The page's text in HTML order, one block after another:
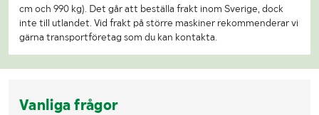
cm och 990 kg). Det går att beställa frakt inom Sverige, dock
inte till utlandet. Vid frakt på större maskiner rekommenderar vi
gärna transportföretag som du kan kontakta.
Vanliga frågor